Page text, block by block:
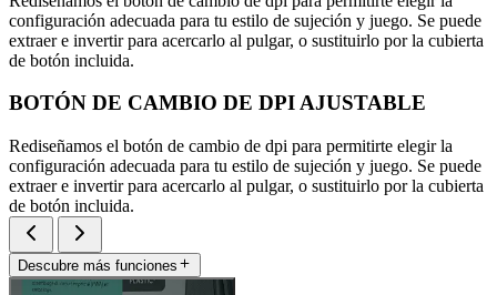
configuración adecuada para tu estilo de sujeción y juego. Se puede
extraer e invertir para acercarlo al pulgar, o sustituirlo por la cubierta
de botón incluida.
BOTÓN DE CAMBIO DE DPI AJUSTABLE
Rediseñamos el botón de cambio de dpi para permitirte elegir la
configuración adecuada para tu estilo de sujeción y juego. Se puede
extraer e invertir para acercarlo al pulgar, o sustituirlo por la cubierta
de botón incluida.
Descubre más funciones